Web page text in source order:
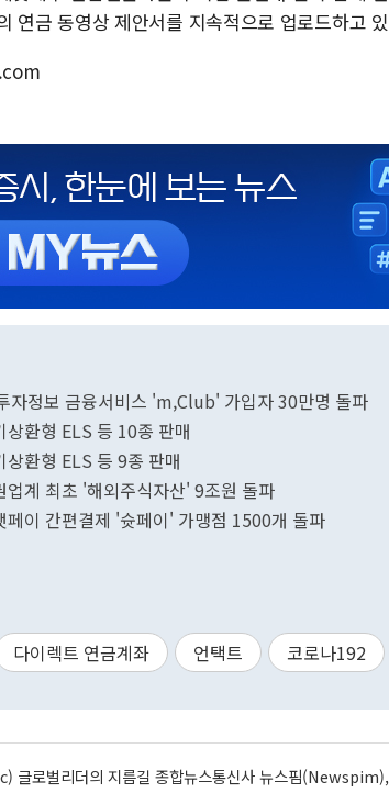
연금 동영상 제안서를 지속적으로 업로드하고
자정보 금융서비스 'm,Club' 가입자 30만명 돌파
상환형 ELS 등 10종 판매
환형 ELS 등 9종 판매
업계 최초 '해외주식자산' 9조원 돌파
페이 간편결제 '슛페이' 가맹점 1500개 돌파
다이렉트 연금계좌 언택트 코로나192
글로벌리더의 지름길 종합뉴스통신사 뉴스핌